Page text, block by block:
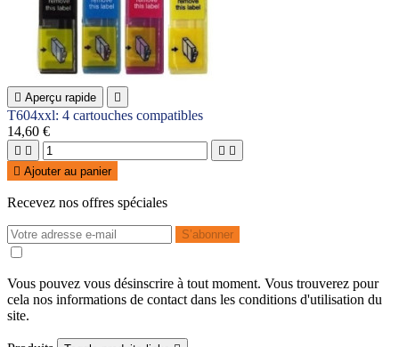
 Aperçu rapide 
T604xxl: 4 cartouches compatibles
14,60 €
   
 Ajouter au panier
Recevez nos offres spéciales
Vous pouvez vous désinscrire à tout moment. Vous trouverez pour
cela nos informations de contact dans les conditions d'utilisation du
site.